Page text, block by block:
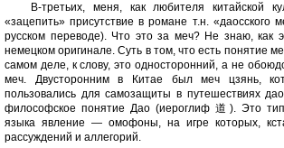
В-третьих, меня, как любителя китайской
«зацепить» присутствие в романе т.н. «даосского
русском переводе). Что это за меч? Не знаю, как
немецком оригинале. Суть в том, что есть понятие
самом деле, к слову, это односторонний, а не
меч. Двусторонним в Китае был меч цзянь,
пользовались для самозащиты в путешествиях
философское понятие Дао (иероглиф 道). Это
языка явление — омофоны, на игре которых,
рассуждений и аллегорий.